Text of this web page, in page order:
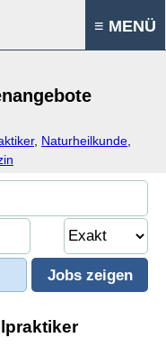
≡ MENÜ
, Naturheilkunde